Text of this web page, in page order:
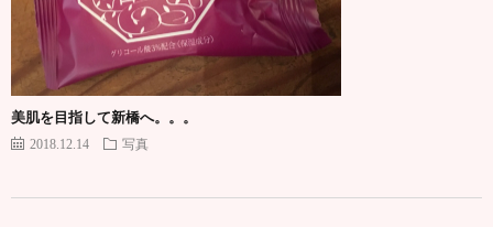
美肌を目指して新橋へ。。。
2018.12.14 写真